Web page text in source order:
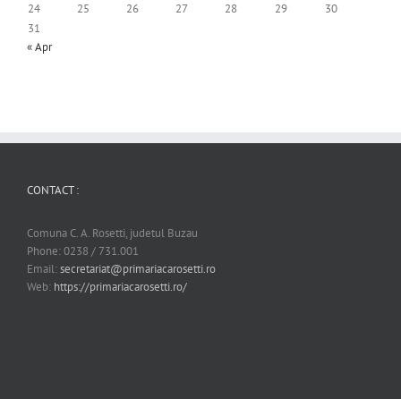
24
25 26 27 28 29
30
31
« Apr
CONTACT :
Comuna C. A. Rosetti, judetul Buzau
Phone: 0238 / 731.001
Email:secretariat@primariacarosetti.ro
Web: https://primariacarosetti.ro/